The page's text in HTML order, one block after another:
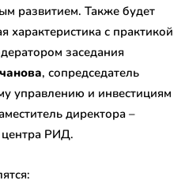
развитием. Также будет
характеристика с практикой
заседания
, сопредседатель
управлению и инвестициям
директора –
центра РИД.